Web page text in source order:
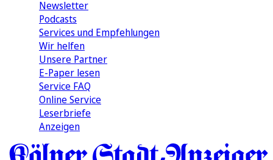
Newsletter
Podcasts
Services und Empfehlungen
Wir helfen
Unsere Partner
E-Paper lesen
Service FAQ
Online Service
Leserbriefe
Anzeigen